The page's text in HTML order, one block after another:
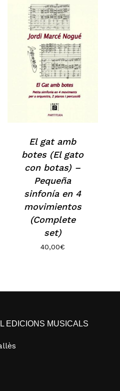
El gat amb
botes (El gato
con botas) –
Pequeña
sinfonía en 4
movimientos
(Complete
set)
40,00€
EDICIONS MUSICALS